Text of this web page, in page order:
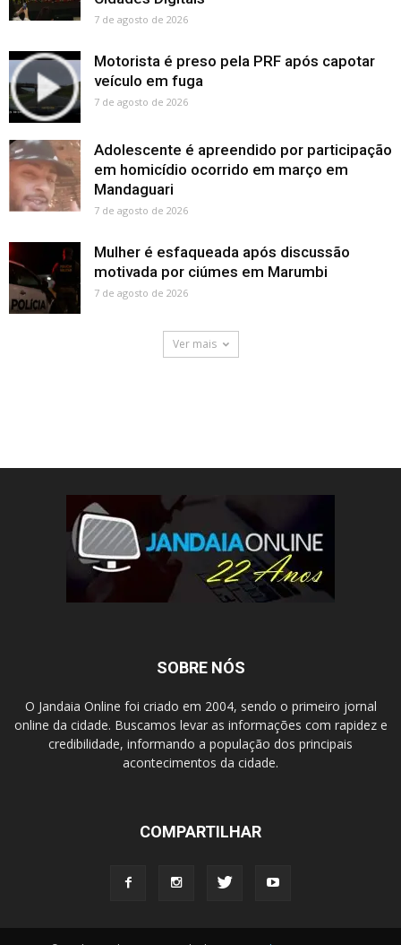
7 de agosto de 2026
Motorista é preso pela PRF após capotar
veículo em fuga
7 de agosto de 2026
Adolescente é apreendido por participação
em homicídio ocorrido em março em
Mandaguari
7 de agosto de 2026
Mulher é esfaqueada após discussão
motivada por ciúmes em Marumbi
7 de agosto de 2026
Ver mais
SOBRE NÓS
O Jandaia Online foi criado em 2004, sendo o primeiro jornal
online da cidade. Buscamos levar as informações com rapidez e
credibilidade, informando a população dos principais
acontecimentos da cidade.
COMPARTILHAR